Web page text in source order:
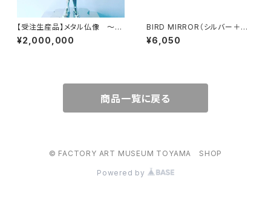
【受注生産品】メタル仏像 ～P
olygon ASURA ポリゴン阿
修羅～
¥2,000,000
BIRD MIRROR（シルバー＋ブ
ルー）
¥6,050
商品一覧に戻る
© FACTORY ART MUSEUM TOYAMA SHOP
Powered by